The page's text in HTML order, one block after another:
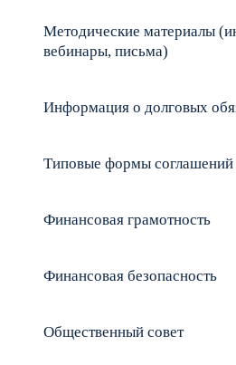
Методические материалы
вебинары, письма)
Информация о долговых
Типовые формы соглашений
Финансовая грамотность
Финансовая безопасность
Общественный совет